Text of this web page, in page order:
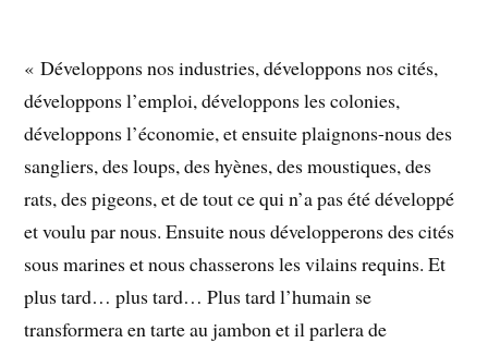
« Développons nos industries, développons nos cités,
développons l’emploi, développons les colonies,
développons l’économie, et ensuite plaignons-nous des
sangliers, des loups, des hyènes, des moustiques, des
rats, des pigeons, et de tout ce qui n’a pas été développé
et voulu par nous. Ensuite nous développerons des cités
sous marines et nous chasserons les vilains requins. Et
plus tard… plus tard… Plus tard l’humain se
transformera en tarte au jambon et il parlera de